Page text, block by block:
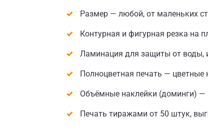
Размер — любой, от маленьких
Контурная и фигурная резка на
Ламинация для защиты от воды,
Полноцветная печать —
Объёмные наклейки (доминги) —
Печать тиражами от 50 штук,